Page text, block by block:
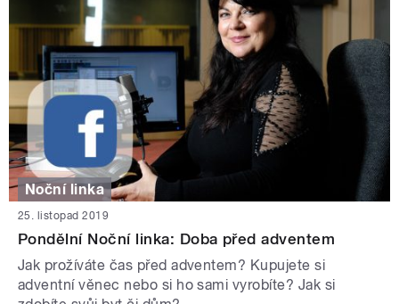
Noční linka
25. listopad 2019
Pondělní Noční linka: Doba před adventem
Jak prožíváte čas před adventem? Kupujete si
adventní věnec nebo si ho sami vyrobíte? Jak si